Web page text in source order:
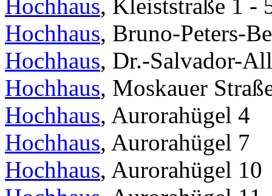
Hochhaus, Kleiststraße 1 -
Hochhaus, Bruno-Peters-
Hochhaus, Dr.-Salvador-
Hochhaus, Moskauer
Hochhaus, Aurorahügel 4
Hochhaus, Aurorahügel 7
Hochhaus, Aurorahügel 10